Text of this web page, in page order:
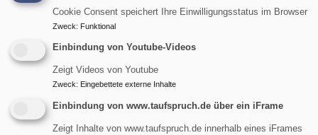
ohne Geld, einfach so. Er soll (meistens) Spaß machen.
Zur Suche nach Sinn soll es auch beitragen. Überhaupt
will ich Teil einer Gemeinschaft sein, will Leute
kennenlernen. Und ein Dank und eine Rückmeldung ist
mir auch wichtig. Wenn irgendetwas davon fehlt, dann da
ohne Zwang
Cookie Consent speichert Ihre Einwilligungsstatus im Browser
Zweck: Funktional
Einbindung von Youtube-Videos
Zeigt Videos von Youtube
Zweck: Eingebettete externe Inhalte
Einbindung von www.taufspruch.de über ein iFrame
Zeigt Inhalte von www.taufspruch.de innerhalb eines iFrames